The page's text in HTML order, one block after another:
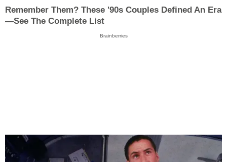
Remember Them? These '90s Couples Defined An Era
—See The Complete List
Brainberries